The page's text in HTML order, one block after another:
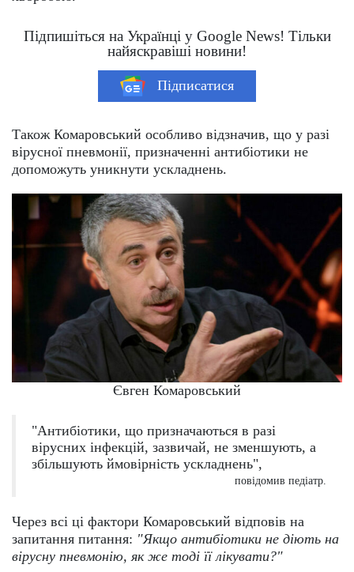
Підпишіться на Українці у Google News! Тільки
найяскравіші новини!
Підписатися
Також Комаровський особливо відзначив, що у разі
вірусної пневмонії, призначенні антибіотики не
допоможуть уникнути ускладнень.
Євген Комаровський
"Антибіотики, що призначаються в разі
вірусних інфекцій, зазвичай, не зменшують, а
збільшують ймовірність ускладнень",
повідомив педіатр.
Через всі ці фактори Комаровський відповів на
запитання питання: "Якщо антибіотики не діють на
вірусну пневмонію, як же тоді її лікувати?"